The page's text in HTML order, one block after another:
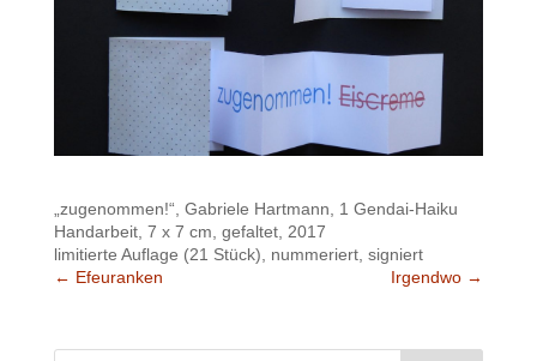
„zugenommen!“, Gabriele Hartmann, 1 Gendai-Haiku
Handarbeit, 7 x 7 cm, gefaltet, 2017
limitierte Auflage (21 Stück), nummeriert, signiert
← Efeuranken Irgendwo →